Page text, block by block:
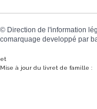
© Direction de l'information
comarquage developpé par
et
Mise à jour du livret de famille :